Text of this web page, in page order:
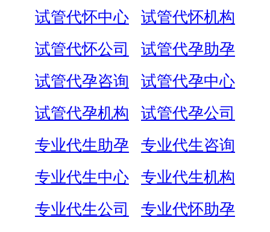
试管代怀中心
试管代怀机构
试管代怀公司
试管代孕助孕
试管代孕咨询
试管代孕中心
试管代孕机构
试管代孕公司
专业代生助孕
专业代生咨询
专业代生中心
专业代生机构
专业代生公司
专业代怀助孕